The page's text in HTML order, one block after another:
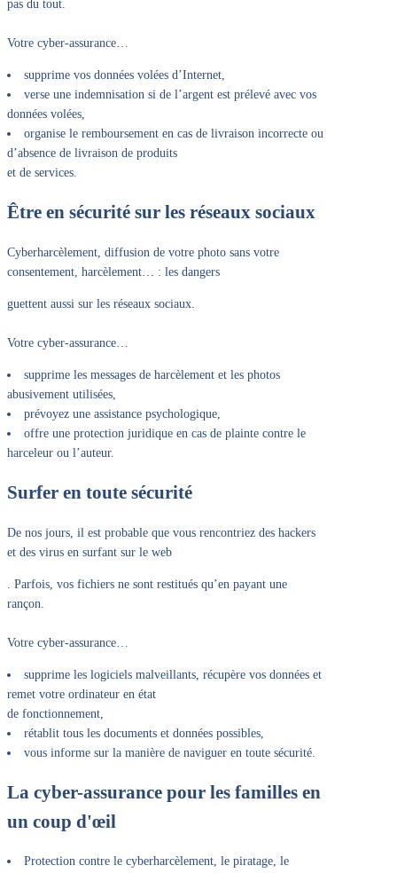
pas du tout.
Votre cyber-assurance…
supprime vos données volées d’Internet,
verse une indemnisation si de l’argent est prélevé avec vos
données volées,
organise le remboursement en cas de livraison incorrecte ou
d’absence de livraison de produits
et de services.
Être en sécurité sur les réseaux sociaux
Cyberharcèlement, diffusion de votre photo sans votre
consentement, harcèlement… : les dangers
guettent aussi sur les réseaux sociaux.
Votre cyber-assurance…
supprime les messages de harcèlement et les photos
abusivement utilisées,
prévoyez une assistance psychologique,
offre une protection juridique en cas de plainte contre le
harceleur ou l’auteur.
Surfer en toute sécurité
De nos jours, il est probable que vous rencontriez des hackers
et des virus en surfant sur le web
. Parfois, vos fichiers ne sont restitués qu’en payant une
rançon.
Votre cyber-assurance…
supprime les logiciels malveillants, récupère vos données et
remet votre ordinateur en état
de fonctionnement,
rétablit tous les documents et données possibles,
vous informe sur la manière de naviguer en toute sécurité.
La cyber-assurance pour les familles en
un coup d'œil
Protection contre le cyberharcèlement, le piratage, le